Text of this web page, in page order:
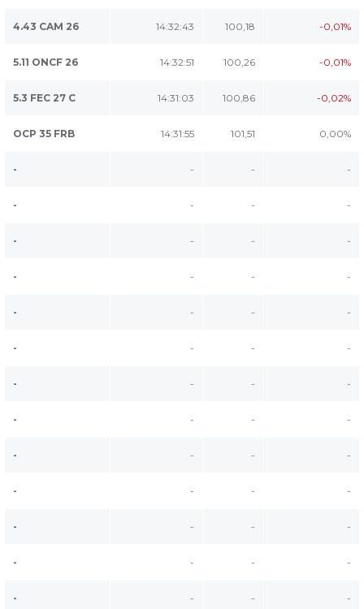
4.43 CAM 26 14:32:43 100,18 -0,01%
5.11 ONCF 26 14:32:51 100,26 -0,01%
5.3 FEC 27 C 14:31:03 100,86 -0,02%
OCP 35 FRB 14:31:55 101,51 0,00%
- - - -
- - - -
- - - -
- - - -
- - - -
- - - -
- - - -
- - - -
- - - -
- - - -
- - - -
- - - -
- - - -